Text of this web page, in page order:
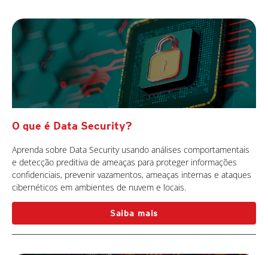
O que é Data Security?
Aprenda sobre Data Security usando análises comportamentais
e detecção preditiva de ameaças para proteger informações
confidenciais, prevenir vazamentos, ameaças internas e ataques
cibernéticos em ambientes de nuvem e locais.
Saiba mais